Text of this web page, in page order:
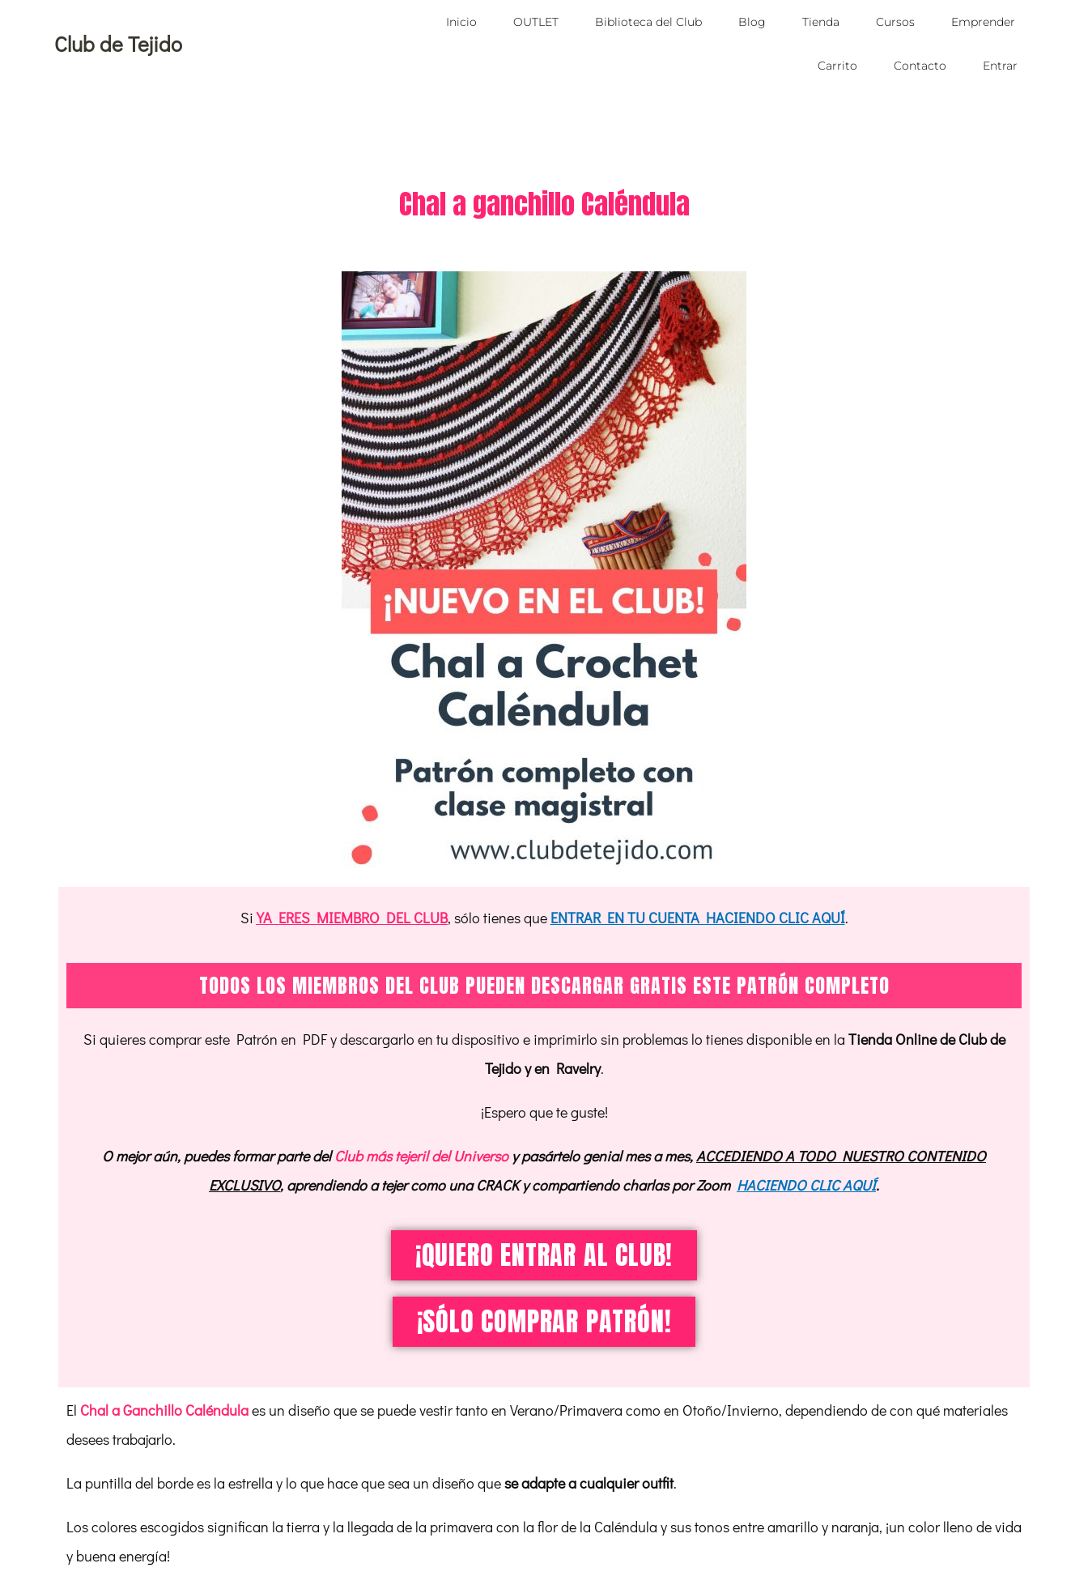
Club de Tejido
Inicio OUTLET Biblioteca del Club Blog Tienda Cursos Emprender
Carrito Contacto Entrar
Chal a ganchillo Caléndula
SiYA ERES MIEMBRO DEL CLUB, sólo tienes que ENTRAR EN TU CUENTA HACIENDO CLIC AQUÍ.
TODOS LOS MIEMBROS DEL CLUB PUEDEN DESCARGAR GRATIS ESTE PATRÓN COMPLETO
Si quieres comprar este Patrón en PDF y descargarlo en tu dispositivo e imprimirlo sin problemas lo tienes disponible en la Tienda Online de Club de
Tejido y en Ravelry.
¡Espero que te guste!
O mejor aún, puedes formar parte delClub más tejeril del Universoy pasártelo genial mes a mes,ACCEDIENDO A TODO NUESTRO CONTENIDO
EXCLUSIVO, aprendiendo a tejer como una CRACK y compartiendo charlas por Zoom HACIENDO CLIC AQUÍ.
¡QUIERO ENTRAR AL CLUB!
¡SÓLO COMPRAR PATRÓN!
El Chal a Ganchillo Caléndulaes un diseño que se puede vestir tanto en Verano/Primavera como en Otoño/Invierno, dependiendo de con qué materiales
desees trabajarlo.
La puntilla del borde es la estrella y lo que hace que sea un diseño quese adapte a cualquier outfit.
Los colores escogidos significan la tierra y la llegada de la primavera con la flor de la Caléndula y sus tonos entre amarillo y naranja, ¡un color lleno de vida
y buena energía!